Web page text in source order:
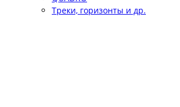
Треки, горизонты и др.